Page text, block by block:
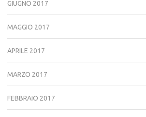
GIUGNO 2017
MAGGIO 2017
APRILE 2017
MARZO 2017
FEBBRAIO 2017